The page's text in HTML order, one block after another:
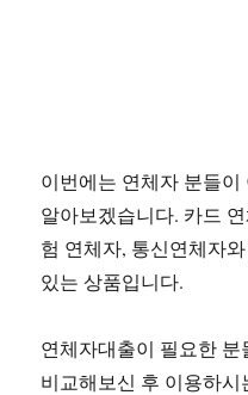
이번에는 연체자 분들
알아보겠습니다. 카드
험 연체자, 통신연체자
있는 상품입니다.
연체자대출이 필요한
비교해보신 후 이용하시